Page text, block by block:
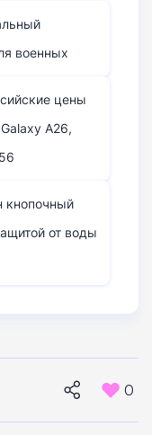
военных
цены
A26,
кнопочный
от воды
0